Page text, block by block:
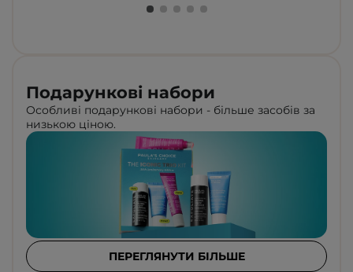
Подарункові набори
Особливі подарункові набори - більше засобів за
низькою ціною.
ПЕРЕГЛЯНУТИ БІЛЬШЕ